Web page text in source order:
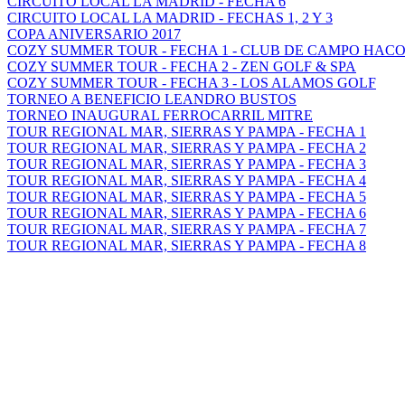
CIRCUITO LOCAL LA MADRID - FECHAS 1, 2 Y 3
COPA ANIVERSARIO 2017
COZY SUMMER TOUR - FECHA 1 - CLUB DE CAMPO
COZY SUMMER TOUR - FECHA 2 - ZEN GOLF & SPA
COZY SUMMER TOUR - FECHA 3 - LOS ALAMOS GOLF
TORNEO A BENEFICIO LEANDRO BUSTOS
TORNEO INAUGURAL FERROCARRIL MITRE
TOUR REGIONAL MAR, SIERRAS Y PAMPA - FECHA 1
TOUR REGIONAL MAR, SIERRAS Y PAMPA - FECHA 2
TOUR REGIONAL MAR, SIERRAS Y PAMPA - FECHA 3
TOUR REGIONAL MAR, SIERRAS Y PAMPA - FECHA 4
TOUR REGIONAL MAR, SIERRAS Y PAMPA - FECHA 5
TOUR REGIONAL MAR, SIERRAS Y PAMPA - FECHA 6
TOUR REGIONAL MAR, SIERRAS Y PAMPA - FECHA 7
TOUR REGIONAL MAR, SIERRAS Y PAMPA - FECHA 8